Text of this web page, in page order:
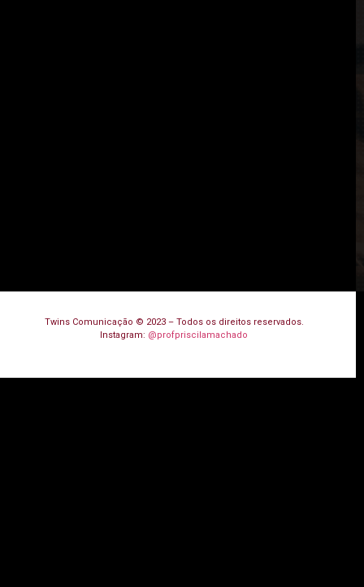
Twins Comunicação © 2023 – Todos os direitos reservados.
Instagram: @profpriscilamachado